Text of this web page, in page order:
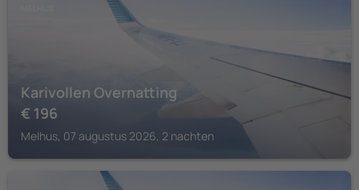
Karivollen Overnatting
€ 196
Melhus, 07 augustus 2026, 2 nachten